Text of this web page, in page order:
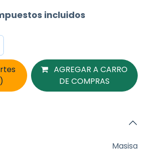
incluidos
AGREGAR A CARRO
DE COMPRAS
Masisa